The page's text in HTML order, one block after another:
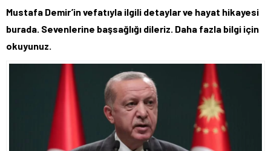
Mustafa Demir’in vefatıyla ilgili detaylar ve hayat hikayesi
burada. Sevenlerine başsağlığı dileriz. Daha fazla bilgi için
okuyunuz.